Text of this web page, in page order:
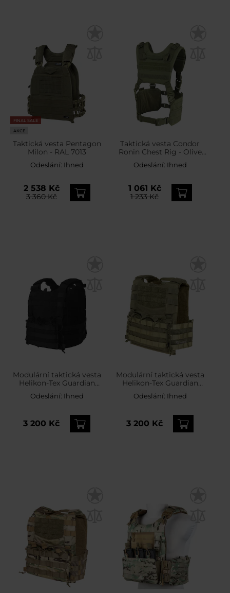
FINAL SALE
AKCE
Taktická vesta Pentagon
Milon - RAL 7013
Odeslání: Ihned
2 538 Kč
3 360 Kč
Taktická vesta Condor
Ronin Chest Rig - Olive
Drab
Odeslání: Ihned
1 061 Kč
1 233 Kč
Modulární taktická vesta
Helikon-Tex Guardian
Military Set Black – pro
pláty M
Odeslání: Ihned
3 200 Kč
Modulární taktická vesta
Helikon-Tex Guardian
Military Set Olive – pro
desky L
Odeslání: Ihned
3 200 Kč